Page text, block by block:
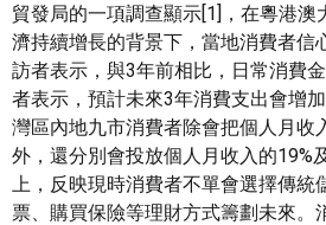
貿發局的一項調查顯示[1]，在粵港澳
濟持續增長的背景下，當地消費者信
訪者表示，與3年前相比，日常消費
者表示，預計未來3年消費支出會增
灣區內地九市消費者除會把個人月收
外，還分別會投放個人月收入的19%
上，反映現時消費者不單會選擇傳
票、購買保險等理財方式籌劃未來。